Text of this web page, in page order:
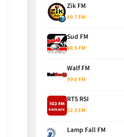
Zik FM
89.7 FM
Sud FM
98.5 FM
Walf FM
99.0 FM
RTS RSI
92.5 FM
Lamp Fall FM